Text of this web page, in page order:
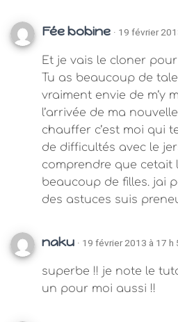
Fée bobine · 19 février
Et je vais le cloner pour
Tu as beaucoup de
vraiment envie de m’y
l’arrivée de ma
chauffer c’est moi qui
de difficultés avec le
comprendre que cetait
beaucoup de filles. jai
des astuces suis
naku · 19 février 2013 à 17 h
superbe !! je note le
un pour moi aussi !!